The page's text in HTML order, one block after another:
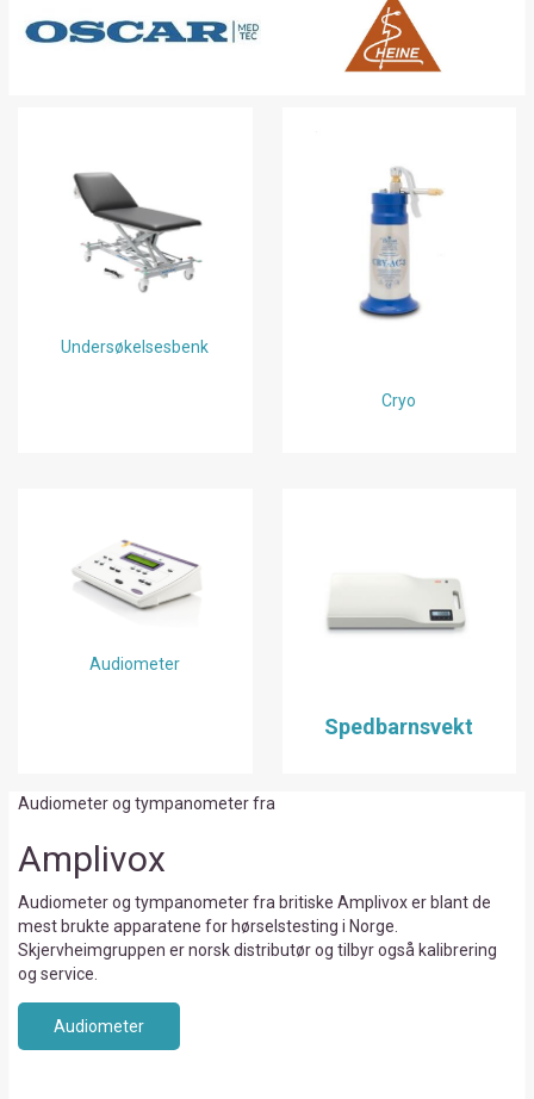
Undersøkelsesbenk
Cryo
Audiometer
Spedbarnsvekt
Audiometer og tympanometer fra
Amplivox
Audiometer og tympanometer fra britiske Amplivox er blant de
mest brukte apparatene for hørselstesting i Norge.
Skjervheimgruppen er norsk distributør og tilbyr også kalibrering
og service.
Audiometer